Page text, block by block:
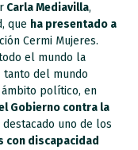
Carla Mediavilla,
que ha presentado a
Cermi Mujeres.
el mundo la
tanto del mundo
ámbito político, en
Gobierno contra la
destacado uno de los
con discapacidad